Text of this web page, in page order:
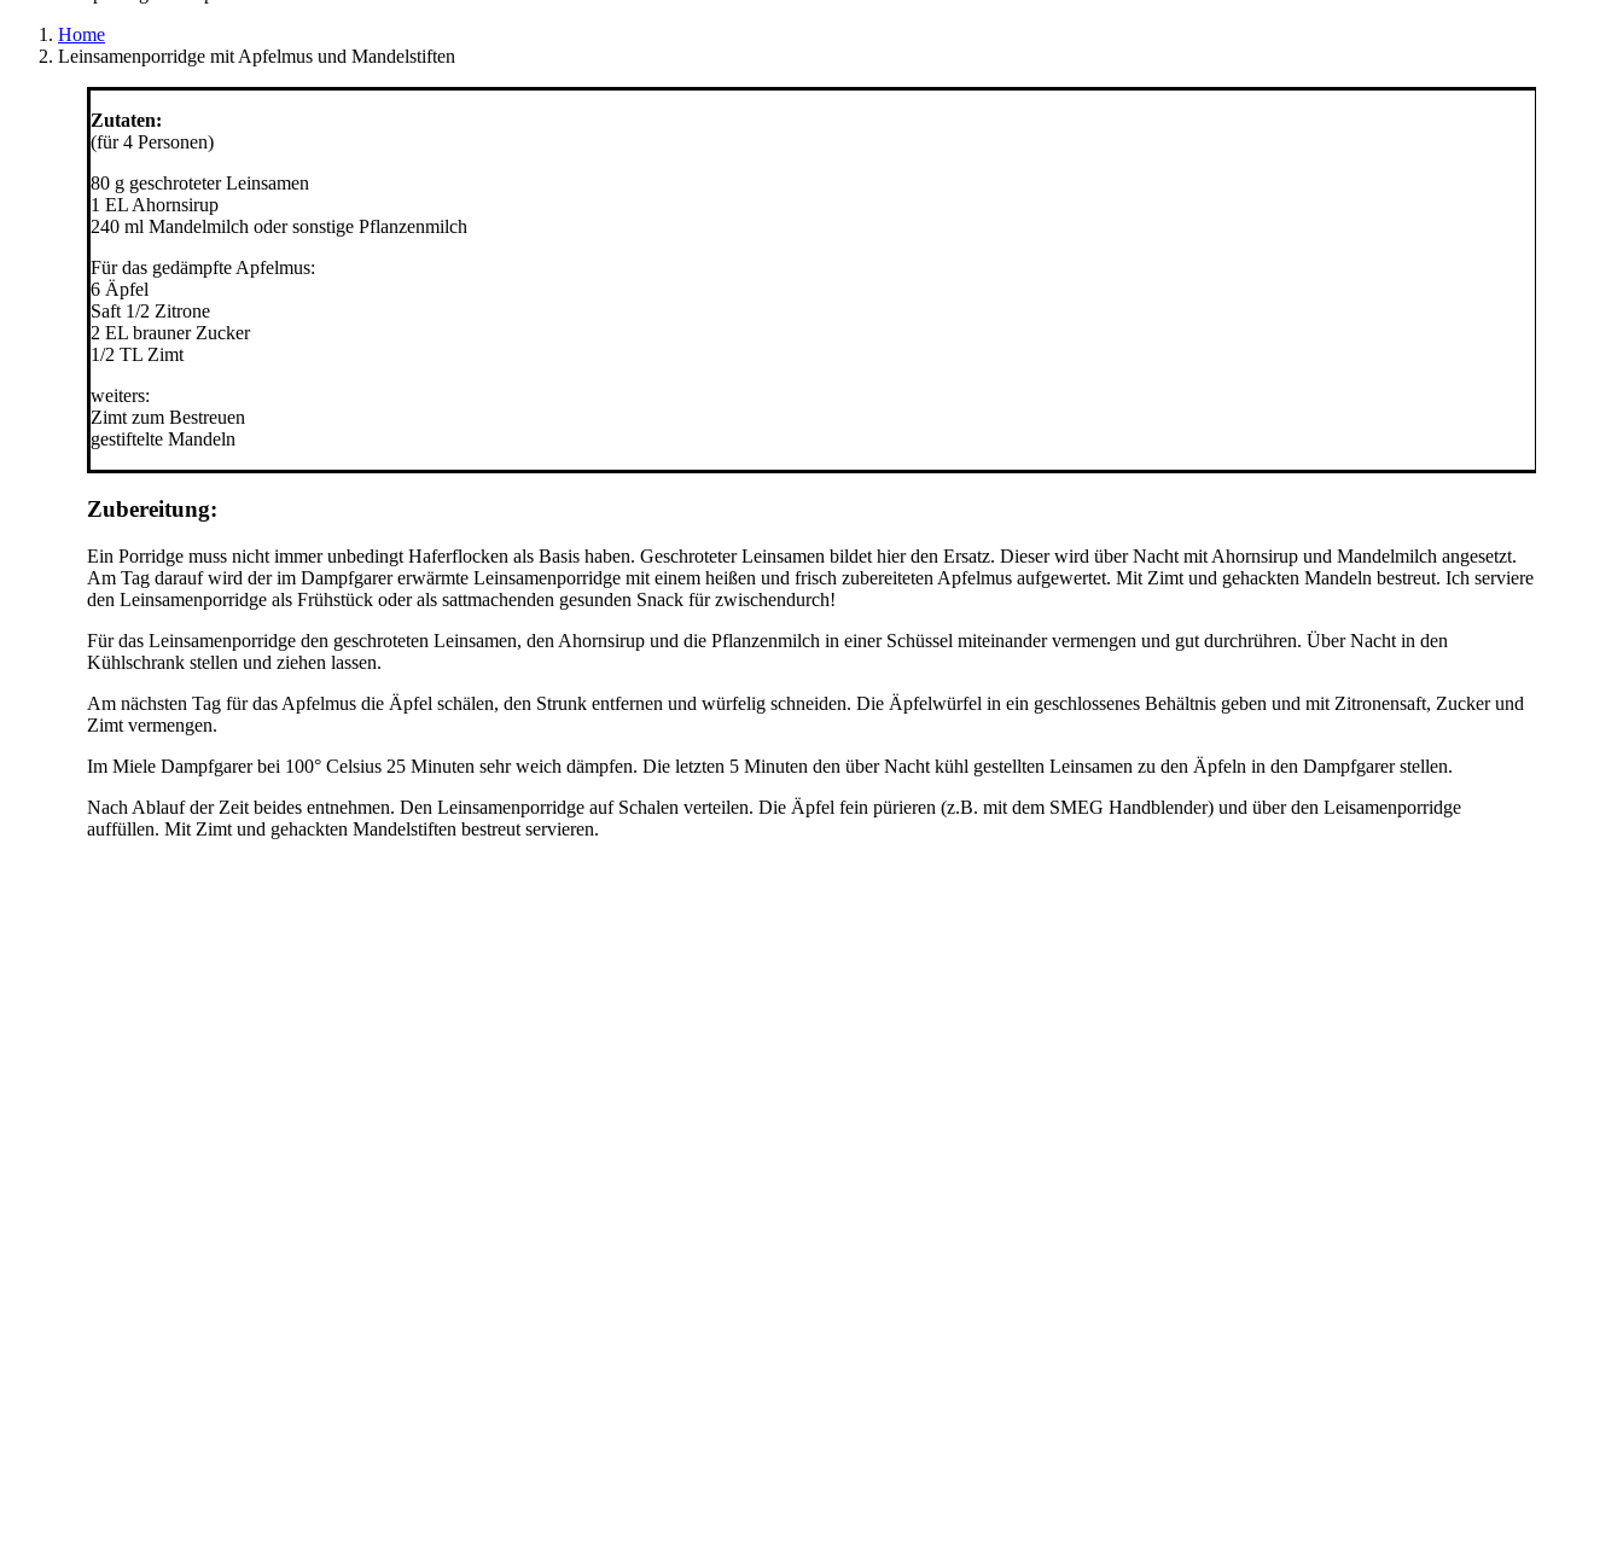
Home
Leinsamenporridge mit Apfelmus und Mandelstiften
Zutaten:
(für 4 Personen)
80 g geschroteter Leinsamen
1 EL Ahornsirup
240 ml Mandelmilch oder sonstige Pflanzenmilch
Für das gedämpfte Apfelmus:
6 Äpfel
Saft 1/2 Zitrone
2 EL brauner Zucker
1/2 TL Zimt
weiters:
Zimt zum Bestreuen
gestiftelte Mandeln
Zubereitung:
Ein Porridge muss nicht immer unbedingt Haferflocken als Basis haben. Geschroteter Leinsamen bildet hier den Ersatz. Dieser wird über Nacht mit Ahornsirup und Mandelmilch angesetzt.
Am Tag darauf wird der im Dampfgarer erwärmte Leinsamenporridge mit einem heißen und frisch zubereiteten Apfelmus aufgewertet. Mit Zimt und gehackten Mandeln bestreut. Ich serviere
den Leinsamenporridge als Frühstück oder als sattmachenden gesunden Snack für zwischendurch!
Für das Leinsamenporridge den geschroteten Leinsamen, den Ahornsirup und die Pflanzenmilch in einer Schüssel miteinander vermengen und gut durchrühren. Über Nacht in den
Kühlschrank stellen und ziehen lassen.
Am nächsten Tag für das Apfelmus die Äpfel schälen, den Strunk entfernen und würfelig schneiden. Die Äpfelwürfel in ein geschlossenes Behältnis geben und mit Zitronensaft, Zucker und
Zimt vermengen.
Im Miele Dampfgarer bei 100° Celsius 25 Minuten sehr weich dämpfen. Die letzten 5 Minuten den über Nacht kühl gestellten Leinsamen zu den Äpfeln in den Dampfgarer stellen.
Nach Ablauf der Zeit beides entnehmen. Den Leinsamenporridge auf Schalen verteilen. Die Äpfel fein pürieren (z.B. mit dem SMEG Handblender) und über den Leisamenporridge
auffüllen. Mit Zimt und gehackten Mandelstiften bestreut servieren.